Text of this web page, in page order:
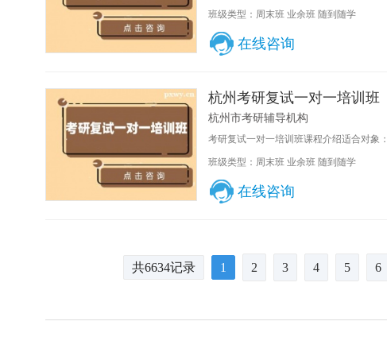
班级类型：周末班 业余班 随到随学
在线咨询
杭州考研复试一对一培训班
杭州市考研辅导机构
考研复试一对一培训班课程介绍适合对象
班级类型：周末班 业余班 随到随学
在线咨询
共6634记录 1 2 3 4 5 6